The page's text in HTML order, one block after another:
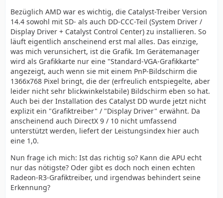
Bezüglich AMD war es wichtig, die Catalyst-Treiber Version
14.4 sowohl mit SD- als auch DD-CCC-Teil (System Driver /
Display Driver + Catalyst Control Center) zu installieren. So
läuft eigentlich anscheinend erst mal alles. Das einzige,
was mich verunsichert, ist die Grafik. Im Gerätemanager
wird als Grafikkarte nur eine "Standard-VGA-Grafikkarte"
angezeigt, auch wenn sie mit einem PnP-Bildschirm die
1366x768 Pixel bringt, die der (erfreulich entspiegelte, aber
leider nicht sehr blickwinkelstabile) Bildschirm eben so hat.
Auch bei der Installation des Catalyst DD wurde jetzt nicht
explizit ein "Grafiktreiber" / "Display Driver" erwähnt. Da
anscheinend auch DirectX 9 / 10 nicht umfassend
unterstützt werden, liefert der Leistungsindex hier auch
eine 1,0.
Nun frage ich mich: Ist das richtig so? Kann die APU echt
nur das nötigste? Oder gibt es doch noch einen echten
Radeon-R3-Grafiktreiber, und irgendwas behindert seine
Erkennung?